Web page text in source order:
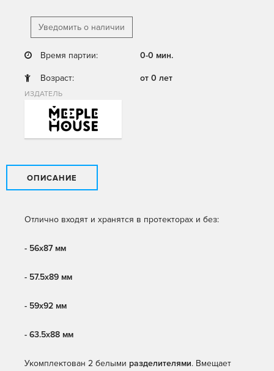
Уведомить о наличии
Время партии: 0-0 мин.
Возраст: от 0 лет
ИЗДАТЕЛЬ
ОПИСАНИЕ
Отлично входят и хранятся в протекторах и без:
- 56x87 мм
- 57.5x89 мм
- 59х92 мм
- 63.5x88 мм
Укомплектован 2 белыми разделителями. Вмещает